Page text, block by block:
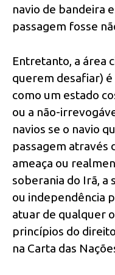
navio de bandeira
passagem fosse
Entretanto, a área
querem desafiar)
como um estado
ou a não-
navios se o navio
passagem através
ameaça ou
soberania do Irã,
ou independência
atuar de qualquer
princípios do
na Carta das